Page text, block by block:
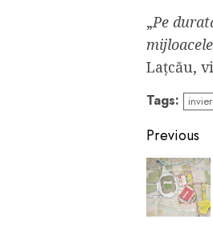
„Pe
Lațcău,
Tags:
Previous